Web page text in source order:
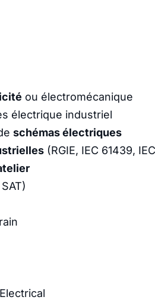
ou électromécanique
électrique industriel
schémas électriques
(RGIE, IEC 61439,